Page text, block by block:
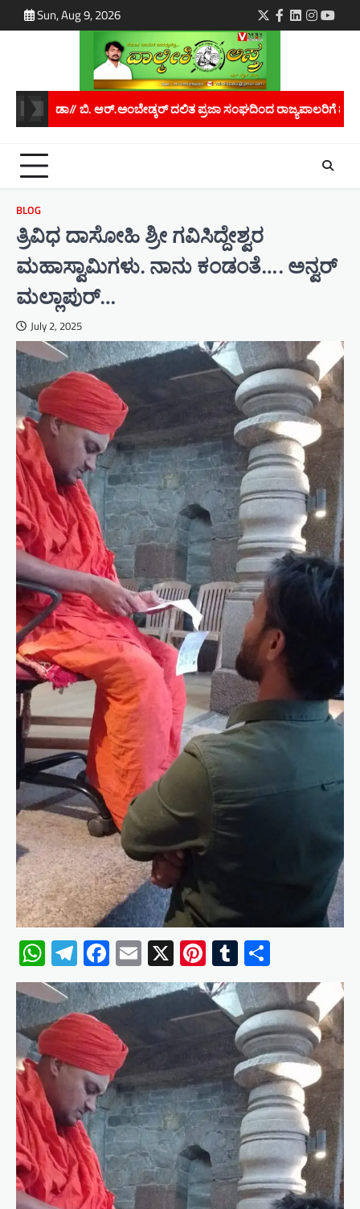
to
Sun, Aug 9, 2026 Twitter
Facebook
LinkedIn
ಸಂಘದಿಂದ ರಾಜ್ಯಪಾಲರಿಗೆ ಮನವಿ.. ಮಾನವ ಕಳ್ಳಸಾಗಾಣಿಕೆ ತಡೆಗೆ ಜಾಗೃತಿ
BLOG
ತ್ರಿವಿಧ ದಾಸೋಹಿ ಶ್ರೀ ಗವಿಸಿದ್ದೇಶ್ವರ
ಮಹಾಸ್ವಾಮಿಗಳು. ನಾನು ಕಂಡಂತೆ…. ಅನ್ವರ್
ಮಲ್ಲಾಪುರ್…
July 2, 2025
WhatsApp
Telegram
Facebook
Email
X Pinterest
Tumblr